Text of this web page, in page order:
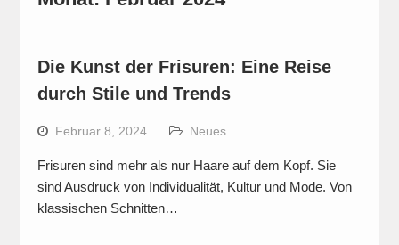
Die Kunst der Frisuren: Eine Reise
durch Stile und Trends
Februar 8, 2024 Neues
Frisuren sind mehr als nur Haare auf dem Kopf. Sie
sind Ausdruck von Individualität, Kultur und Mode. Von
klassischen Schnitten…